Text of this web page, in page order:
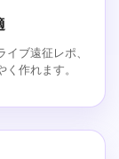
ブ遠征レポ、
く作れます。